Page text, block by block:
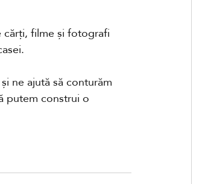
cărți, filme și fotografi
ne ajută să conturăm
putem construi o